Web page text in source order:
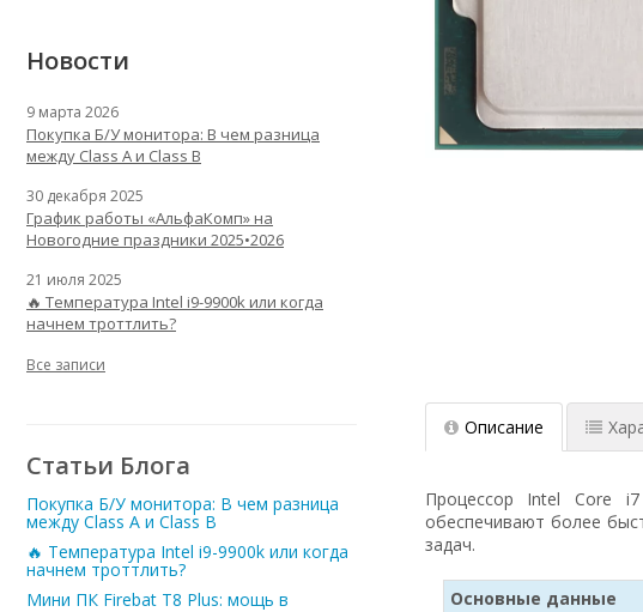
Описание
Процессор Intel Core
обеспечивают более
задач.
Основные данные
Новости
9 марта 2026
Покупка Б/У монитора: В чем разница
между Class A и Class B
30 декабря 2025
График работы «АльфаКомп» на
Новогодние праздники 2025•2026
21 июля 2025
🔥 Температура Intel i9-9900k или когда
начнем троттлить?
Все записи
Статьи Блога
Покупка Б/У монитора: В чем разница
между Class A и Class B
🔥 Температура Intel i9-9900k или когда
начнем троттлить?
Мини ПК Firebat T8 Plus: мощь в